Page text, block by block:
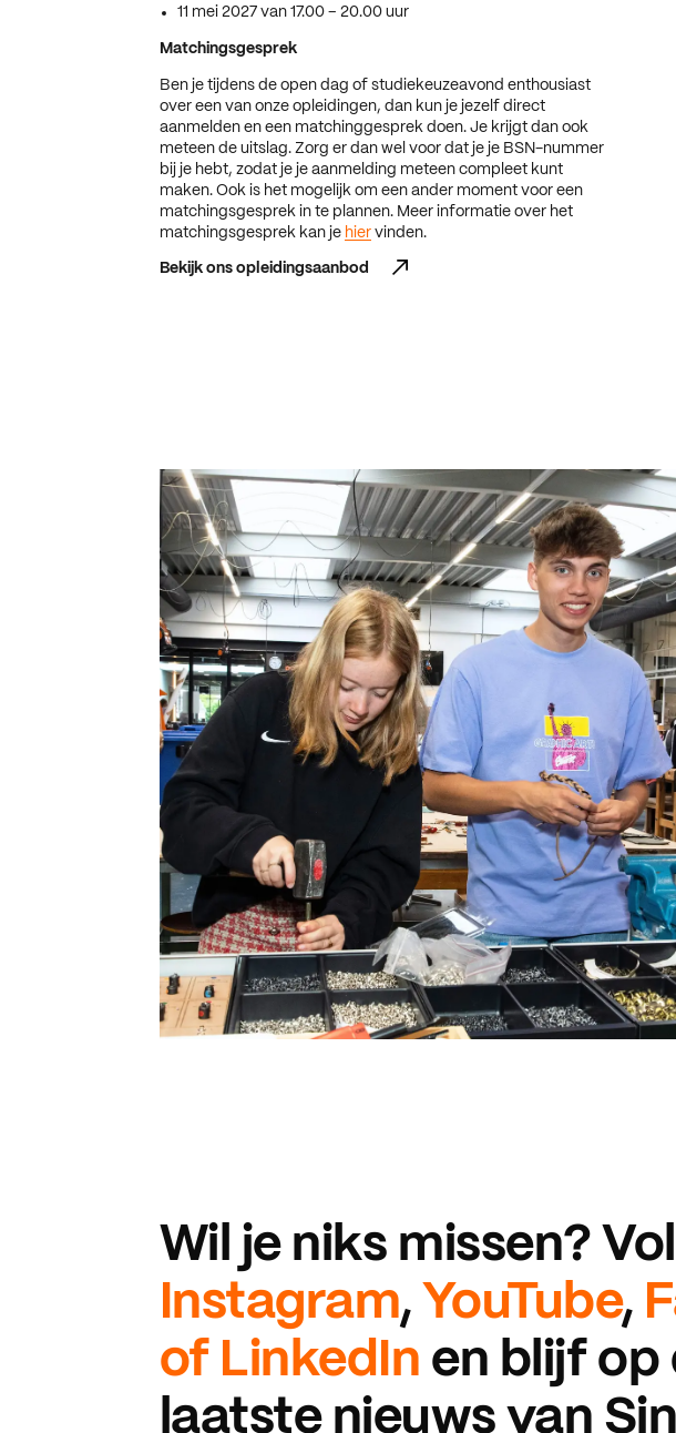
11 mei 2027 van 17.00 – 20.00 uur
Matchingsgesprek
Ben je tijdens de open dag of studiekeuzeavond enthousiast
over een van onze opleidingen, dan kun je jezelf direct
aanmelden en een matchinggesprek doen. Je krijgt dan ook
meteen de uitslag. Zorg er dan wel voor dat je je BSN-nummer
bij je hebt, zodat je je aanmelding meteen compleet kunt
maken. Ook is het mogelijk om een ander moment voor een
matchingsgesprek in te plannen. Meer informatie over het
matchingsgesprek kan je hiervinden.
Bekijk ons opleidingsaanbod
Wil je niks missen?
Instagram, YouTube,
of LinkedIn en blijf op
laatste nieuws van